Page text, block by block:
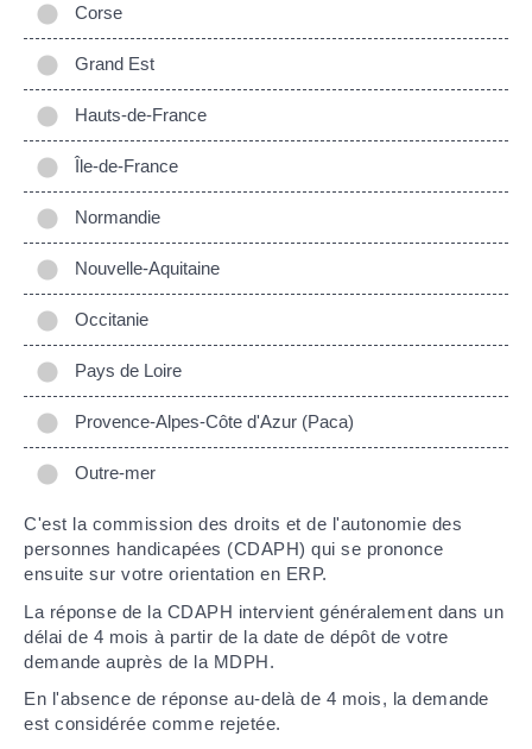
Corse
Grand Est
Hauts-de-France
Île-de-France
Normandie
Nouvelle-Aquitaine
Occitanie
Pays de Loire
Provence-Alpes-Côte d'Azur (Paca)
Outre-mer
C'est la commission des droits et de l'autonomie des
personnes handicapées (CDAPH) qui se prononce
ensuite sur votre orientation en ERP.
La réponse de la CDAPH intervient généralement dans un
délai de 4 mois à partir de la date de dépôt de votre
demande auprès de la MDPH.
En l'absence de réponse au-delà de 4 mois, la demande
est considérée comme rejetée.